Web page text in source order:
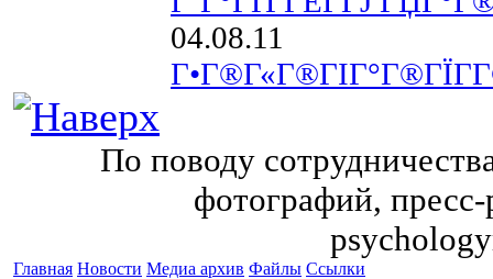
04.08.11
По поводу
фотографий,
Главная Новости Медиа архив Файлы Ссылки